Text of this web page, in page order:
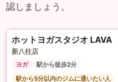
認しましょう。
ホットヨガスタジオ LAVA
新八柱店
ヨガ
駅から徒歩2分
駅から5分以内のジムに通いたい人